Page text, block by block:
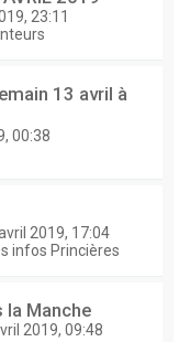
23:11
13 avril à
00:38
2019, 17:04
infos Princières
la Manche
2019, 09:48